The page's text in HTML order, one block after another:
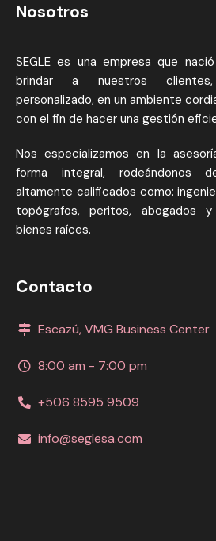
Nosotros
SEGLE es una empresa que
brindar a nuestros
personalizado, en un ambiente
con el fin de hacer una gestión
Nos especializamos en la
forma integral, rodeándonos
altamente calificados como:
topógrafos, peritos, abogados
bienes raíces.
Contacto
Escazú, VMG Business Center
8:00 am - 7:00 pm
+506 8595 9509
info@seglesa.com